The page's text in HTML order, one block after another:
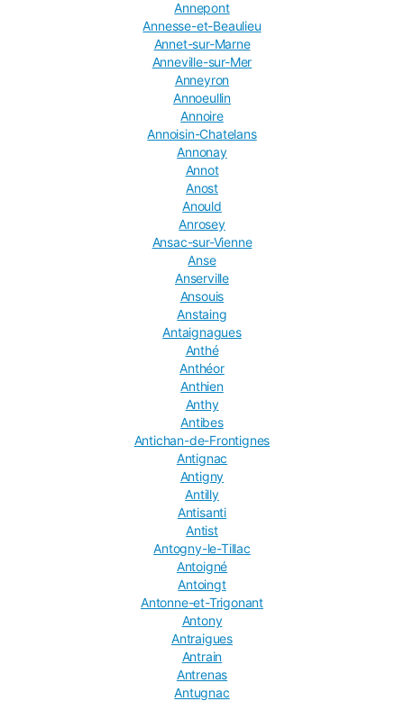
Annepont
Annesse-et-Beaulieu
Annet-sur-Marne
Anneville-sur-Mer
Anneyron
Annoeullin
Annoire
Annoisin-Chatelans
Annonay
Annot
Anost
Anould
Anrosey
Ansac-sur-Vienne
Anse
Anserville
Ansouis
Anstaing
Antaignagues
Anthé
Anthéor
Anthien
Anthy
Antibes
Antichan-de-Frontignes
Antignac
Antigny
Antilly
Antisanti
Antist
Antogny-le-Tillac
Antoigné
Antoingt
Antonne-et-Trigonant
Antony
Antraigues
Antrain
Antrenas
Antugnac